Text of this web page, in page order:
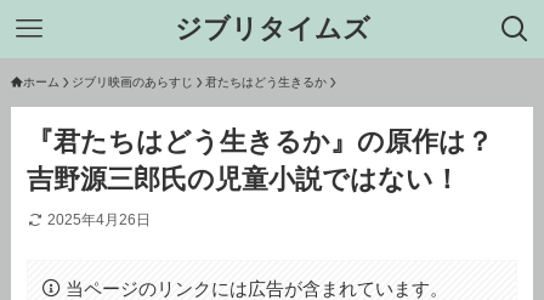
ジブリタイムズ
ホーム ジブリ映画のあらすじ 君たちはどう生きるか
『君たちはどう生きるか』の原作は？
吉野源三郎氏の児童小説ではない！
2025年4月26日
当ページのリンクには広告が含まれています。